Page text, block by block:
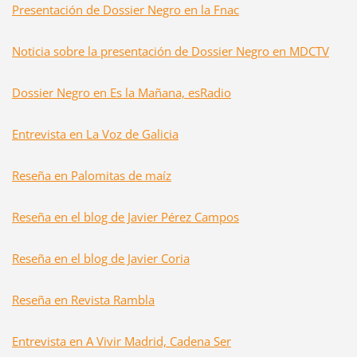
Presentación de Dossier Negro en la Fnac
Noticia sobre la presentación de Dossier Negro en MDCTV
Dossier Negro en Es la Mañana, esRadio
Entrevista en La Voz de Galicia
Reseña en Palomitas de maíz
Reseña en el blog de Javier Pérez Campos
Reseña en el blog de Javier Coria
Reseña en Revista Rambla
Entrevista en A Vivir Madrid, Cadena Ser